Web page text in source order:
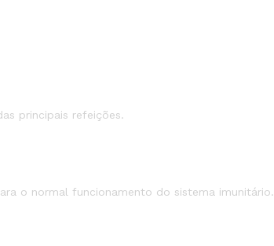
principais refeições.
o normal funcionamento do sistema imunitário.